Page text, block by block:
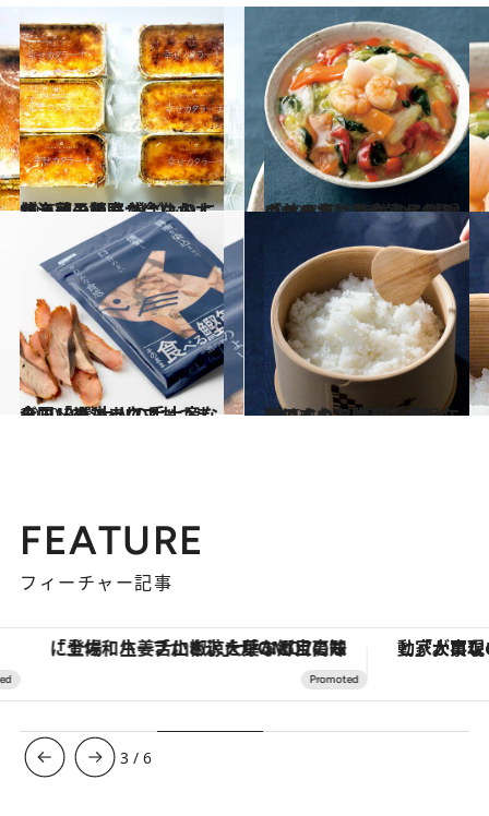
2020.4.21
北海道の美味が今ならオンライン販売 巣ごもりに焼き菓子やカニはいかが？
グルメ 2019.7.22
のせるだけで食べられる「丼の素」 海鮮から味噌カツまでお取り寄せ6選
グルメ
2020.3.5
全国「めちゃウマおつまみ」10選 大人の手土産ならコレで決まり！
グルメ 2019.11.28
ごはんのお供ってご飯の友ですよね 毎日を幸せにしてくれる贈りもの
グルメ
FEATURE
フィーチャー記事
「土佐和ハーブかき氷」がOMO7高知に登場！生姜、山椒、大葉など目にも舌にも涼を呼ぶ郷土の味
3 /6